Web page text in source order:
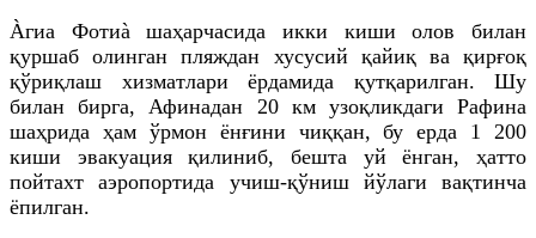
Àгиа Фотиà шаҳарчасида икки киши олов билан
қуршаб олинган пляждан хусусий қайиқ ва қирғоқ
қўриқлаш хизматлари ёрдамида қутқарилган. Шу
билан бирга, Афинадан 20 км узоқликдаги Рафина
шаҳрида ҳам ўрмон ёнғини чиққан, бу ерда 1 200
киши эвакуация қилиниб, бешта уй ёнган, ҳатто
пойтахт аэропортида учиш-қўниш йўлаги вақтинча
ёпилган.